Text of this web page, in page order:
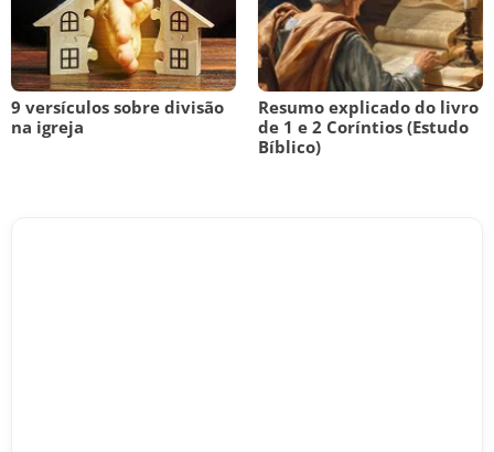
9 versículos sobre divisão
na igreja
Resumo explicado do livro
de 1 e 2 Coríntios (Estudo
Bíblico)